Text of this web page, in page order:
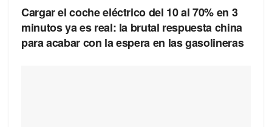
Cargar el coche eléctrico del 10 al 70% en 3
minutos ya es real: la brutal respuesta china
para acabar con la espera en las gasolineras